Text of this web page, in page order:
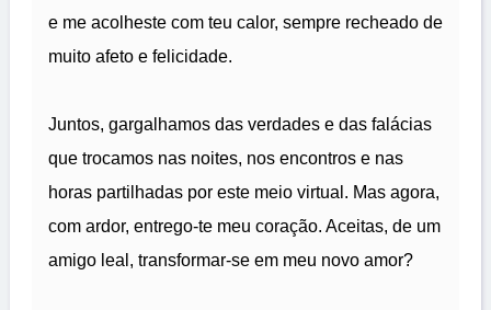
e me acolheste com teu calor, sempre recheado de
muito afeto e felicidade.
Juntos, gargalhamos das verdades e das falácias
que trocamos nas noites, nos encontros e nas
horas partilhadas por este meio virtual. Mas agora,
com ardor, entrego-te meu coração. Aceitas, de um
amigo leal, transformar-se em meu novo amor?